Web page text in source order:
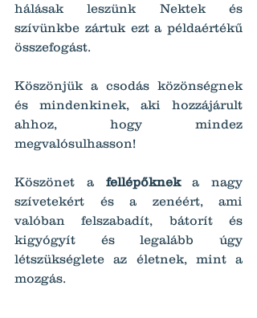
hálásak leszünk Nektek és
szívünkbe zártuk ezt a példaértékű
összefogást.
Köszönjük a csodás közönségnek
és mindenkinek, aki hozzájárult
ahhoz, hogy mindez
megvalósulhasson!
Köszönet a fellépőknek a nagy
szívetekért és a zenéért, ami
valóban felszabadít, bátorít és
kigyógyít és legalább úgy
létszükséglete az életnek, mint a
mozgás.